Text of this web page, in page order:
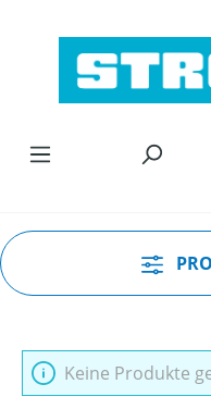
Keine Produkte